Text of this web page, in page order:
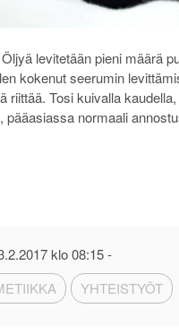
levitetään pieni määrä
kokenut seerumin
Tosi kuivalla
normaali
klo 08:15-
YHTEISTYÖT